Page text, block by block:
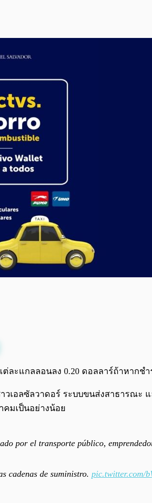
ละแกลลอนลง 0.20 ดอลลาร์ถ้าหากชำ
เอลซัลวาดอร์ ระบบขนส่งสาธารณะ
คมเป็นอย่างน้อย
por el transporte público,
cadenas de suministro. pic.twitter.com/